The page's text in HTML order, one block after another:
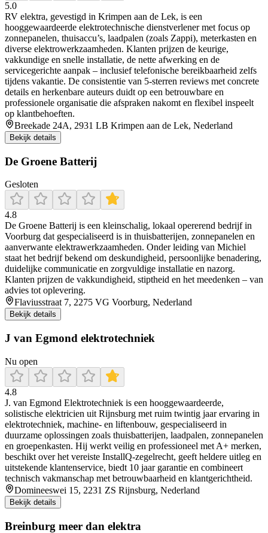
5.0
RV elektra, gevestigd in Krimpen aan de Lek, is een
hooggewaardeerde elektrotechnische dienstverlener met focus op
zonnepanelen, thuisaccu’s, laadpalen (zoals Zappi), meterkasten en
diverse elektrowerkzaamheden. Klanten prijzen de keurige,
vakkundige en snelle installatie, de nette afwerking en de
servicegerichte aanpak – inclusief telefonische bereikbaarheid zelfs
tijdens vakantie. De consistentie van 5-sterren reviews met concrete
details en herkenbare auteurs duidt op een betrouwbare en
professionele organisatie die afspraken nakomt en flexibel inspeelt
op klantbehoeften.
Breekade 24A, 2931 LB Krimpen aan de Lek, Nederland
Bekijk details
De Groene Batterij
Gesloten
4.8
De Groene Batterij is een kleinschalig, lokaal opererend bedrijf in
Voorburg dat gespecialiseerd is in thuisbatterijen, zonnepanelen en
aanverwante elektrawerkzaamheden. Onder leiding van Michiel
staat het bedrijf bekend om deskundigheid, persoonlijke benadering,
duidelijke communicatie en zorgvuldige installatie en nazorg.
Klanten prijzen de vakkundigheid, stiptheid en het meedenken – van
advies tot oplevering.
Flaviusstraat 7, 2275 VG Voorburg, Nederland
Bekijk details
J van Egmond elektrotechniek
Nu open
4.8
J. van Egmond Elektrotechniek is een hooggewaardeerde,
solistische elektricien uit Rijnsburg met ruim twintig jaar ervaring in
elektrotechniek, machine‑ en liftenbouw, gespecialiseerd in
duurzame oplossingen zoals thuisbatterijen, laadpalen, zonnepanelen
en groepenkasten. Hij werkt veilig en professioneel met A+ merken,
beschikt over het vereiste InstallQ‑zegelrecht, geeft heldere uitleg en
uitstekende klantenservice, biedt 10 jaar garantie en combineert
technisch vakmanschap met betrouwbaarheid en klantgerichtheid.
Domineeswei 15, 2231 ZS Rijnsburg, Nederland
Bekijk details
Breinburg meer dan elektra